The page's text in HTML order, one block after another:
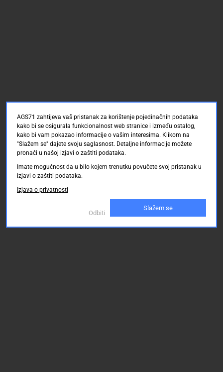
AGS71 zahtijeva vaš pristanak za korištenje pojedinačnih podataka
kako bi se osigurala funkcionalnost web stranice i između ostalog,
kako bi vam pokazao informacije o vašim interesima. Klikom na
"Slažem se" dajete svoju saglasnost. Detaljne informacije možete
pronaći u našoj izjavi o zaštiti podataka.
Imate mogućnost da u bilo kojem trenutku povučete svoj pristanak u
izjavi o zaštiti podataka.
Izjava o privatnosti
Odbiti
Slažem se